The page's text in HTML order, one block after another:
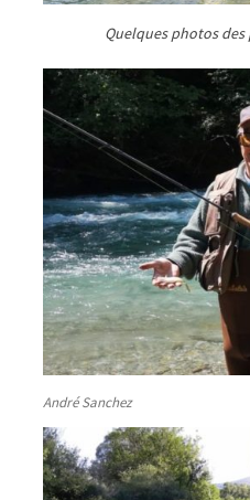
Quelques photos
André Sanchez